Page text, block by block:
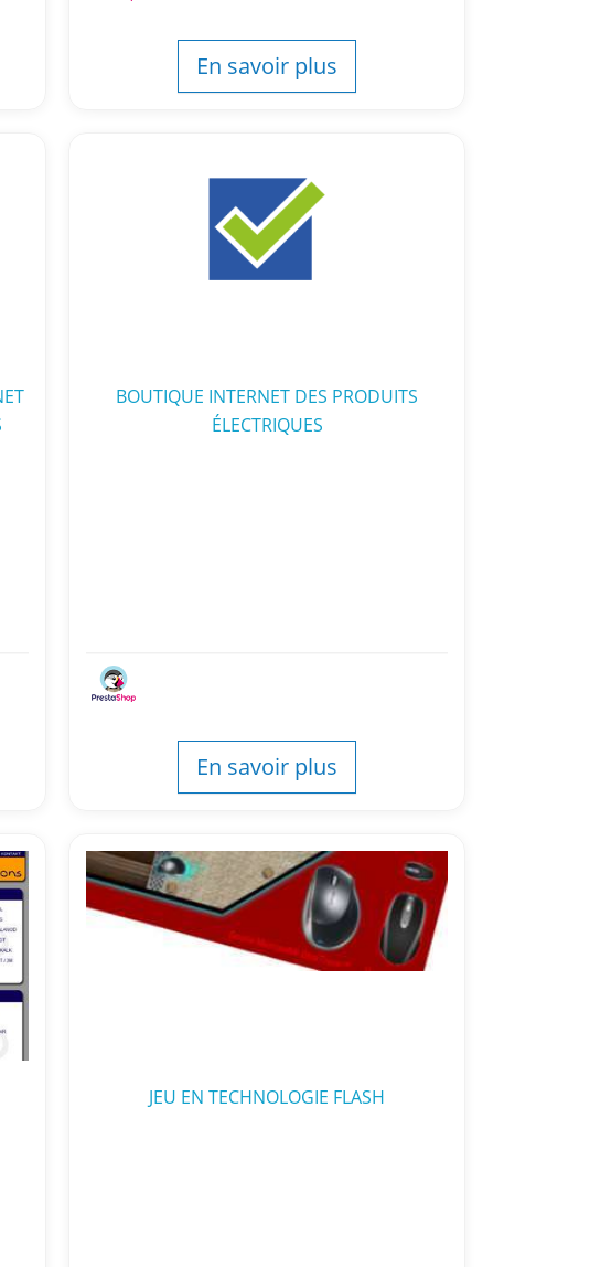
En savoir plus
BOUTIQUE INTERNET DES PRODUITS
ÉLECTRIQUES
En savoir plus
JEU EN TECHNOLOGIE FLASH